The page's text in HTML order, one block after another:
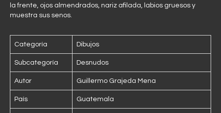
la frente, ojos almendrados, nariz afilada, labios gruesos y
muestra sus senos.
Categoría Dibujos
Subcategoría Desnudos
Autor Guillermo Grajeda Mena
País Guatemala